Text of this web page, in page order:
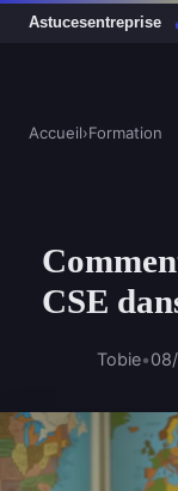
Accueil›Formation
CSE
Tobie•